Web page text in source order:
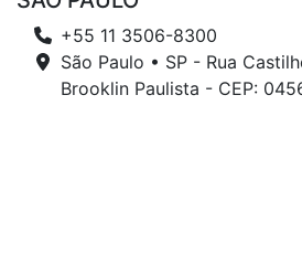
+55 11 3506-8300
São Paulo • SP - Rua
Brooklin Paulista - CEP: